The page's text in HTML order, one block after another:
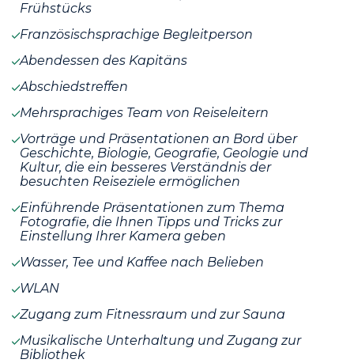
Frühstücks
Französischsprachige Begleitperson
Abendessen des Kapitäns
Abschiedstreffen
Mehrsprachiges Team von Reiseleitern
Vorträge und Präsentationen an Bord über
Geschichte, Biologie, Geografie, Geologie und
Kultur, die ein besseres Verständnis der
besuchten Reiseziele ermöglichen
Einführende Präsentationen zum Thema
Fotografie, die Ihnen Tipps und Tricks zur
Einstellung Ihrer Kamera geben
Wasser, Tee und Kaffee nach Belieben
WLAN
Zugang zum Fitnessraum und zur Sauna
Musikalische Unterhaltung und Zugang zur
Bibliothek